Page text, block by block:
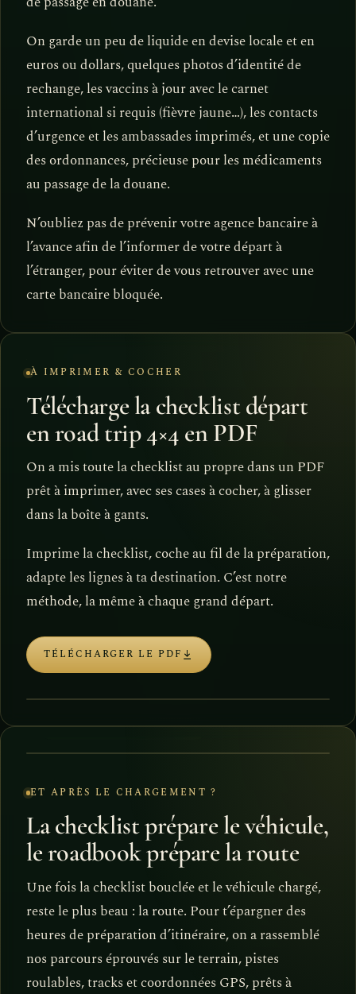
On garde un peu de liquide en devise locale et en
euros ou dollars, quelques photos d’identité de
rechange, les vaccins à jour avec le carnet
international si requis (fièvre jaune…), les contacts
d’urgence et les ambassades imprimés, et une copie
des ordonnances, précieuse pour les médicaments
au passage de la douane.
N’oubliez pas de prévenir votre agence bancaire à
l’avance afin de l’informer de votre départ à
l’étranger, pour éviter de vous retrouver avec une
carte bancaire bloquée.
À IMPRIMER & COCHER
Télécharge la checklist départ
en road trip 4×4 en PDF
On a mis toute la checklist au propre dans un PDF
prêt à imprimer, avec ses cases à cocher, à glisser
dans la boîte à gants.
Imprime la checklist, coche au fil de la préparation,
adapte les lignes à ta destination. C’est notre
méthode, la même à chaque grand départ.
TÉLÉCHARGER LE PDF
PDF · À COCHER
ITINÉRAIRES TESTÉS · GPS
ET APRÈS LE CHARGEMENT ?
La checklist prépare le véhicule,
le roadbook prépare la route
Une fois la checklist bouclée et le véhicule chargé,
reste le plus beau : la route. Pour t’épargner des
heures de préparation d’itinéraire, on a rassemblé
nos parcours éprouvés sur le terrain, pistes
roulables, tracks et coordonnées GPS, prêts à